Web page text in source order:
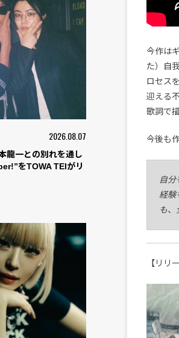
2026.08.07
龍一との別れを通し
をTOWA TEIがリ
今作は
た）自
ロセス
迎える
歌詞で
今後も
自分
経験
も、
【リリ